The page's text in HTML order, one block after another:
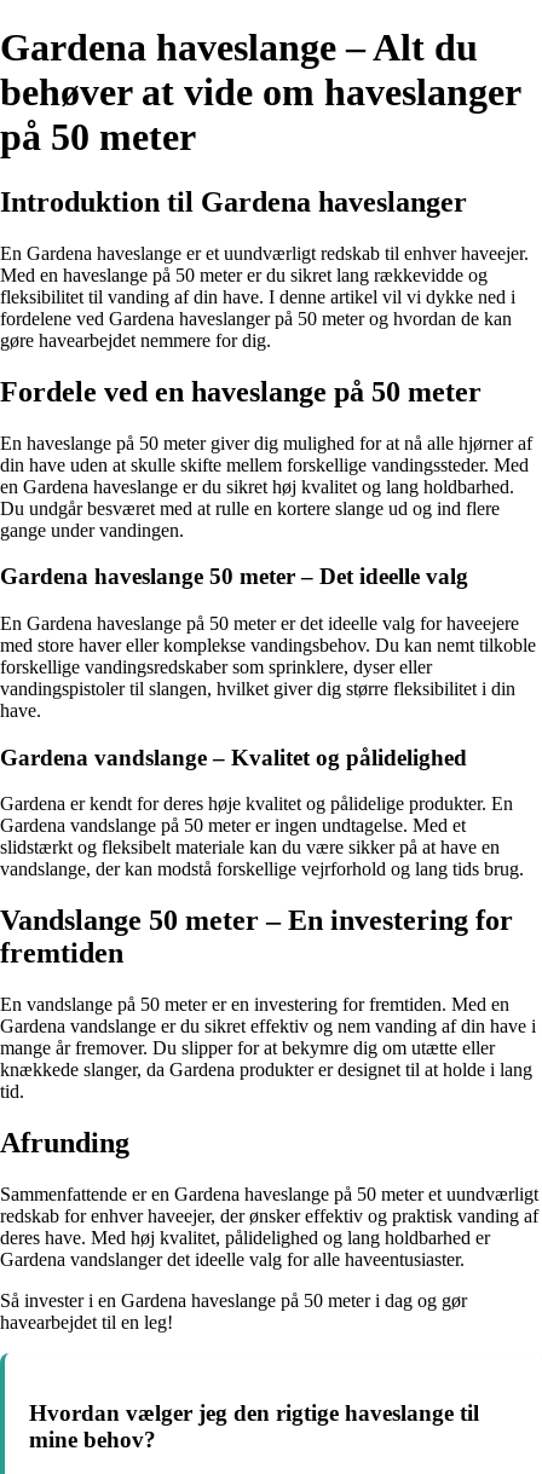
Gardena haveslange – Alt du
behøver at vide om haveslanger
på 50 meter
Introduktion til Gardena haveslanger
En Gardena haveslange er et uundværligt redskab til enhver haveejer.
Med en haveslange på 50 meter er du sikret lang rækkevidde og
fleksibilitet til vanding af din have. I denne artikel vil vi dykke ned i
fordelene ved Gardena haveslanger på 50 meter og hvordan de kan
gøre havearbejdet nemmere for dig.
Fordele ved en haveslange på 50 meter
En haveslange på 50 meter giver dig mulighed for at nå alle hjørner af
din have uden at skulle skifte mellem forskellige vandingssteder. Med
en Gardena haveslange er du sikret høj kvalitet og lang holdbarhed.
Du undgår besværet med at rulle en kortere slange ud og ind flere
gange under vandingen.
Gardena haveslange 50 meter – Det ideelle valg
En Gardena haveslange på 50 meter er det ideelle valg for haveejere
med store haver eller komplekse vandingsbehov. Du kan nemt tilkoble
forskellige vandingsredskaber som sprinklere, dyser eller
vandingspistoler til slangen, hvilket giver dig større fleksibilitet i din
have.
Gardena vandslange – Kvalitet og pålidelighed
Gardena er kendt for deres høje kvalitet og pålidelige produkter. En
Gardena vandslange på 50 meter er ingen undtagelse. Med et
slidstærkt og fleksibelt materiale kan du være sikker på at have en
vandslange, der kan modstå forskellige vejrforhold og lang tids brug.
Vandslange 50 meter – En investering for
fremtiden
En vandslange på 50 meter er en investering for fremtiden. Med en
Gardena vandslange er du sikret effektiv og nem vanding af din have i
mange år fremover. Du slipper for at bekymre dig om utætte eller
knækkede slanger, da Gardena produkter er designet til at holde i lang
tid.
Afrunding
Sammenfattende er en Gardena haveslange på 50 meter et uundværligt
redskab for enhver haveejer, der ønsker effektiv og praktisk vanding af
deres have. Med høj kvalitet, pålidelighed og lang holdbarhed er
Gardena vandslanger det ideelle valg for alle haveentusiaster.
Så invester i en Gardena haveslange på 50 meter i dag og gør
havearbejdet til en leg!
Hvordan vælger jeg den rigtige haveslange til
mine behov?